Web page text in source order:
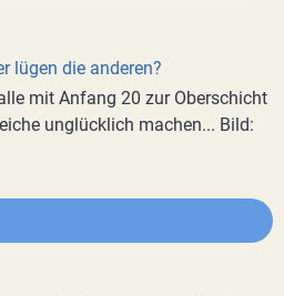
lügen die anderen?
mit Anfang 20 zur Oberschicht
unglücklich machen... Bild: